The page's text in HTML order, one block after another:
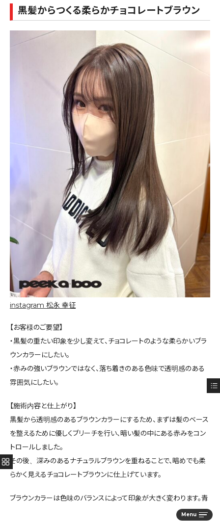
Menu
黒髪からつくる柔らかチョコレートブラウン
instagram 松永 幸征
【お客様のご要望】
・黒髪の重たい印象を少し変えて、チョコレートのような柔らかいブラ
ウンカラーにしたい。
・赤みの強いブラウンではなく、落ち着きのある色味で透明感のある
雰囲気にしたい。
【施術内容と仕上がり】
黒髪から透明感のあるブラウンカラーにするため、まずは髪のベース
を整えるために優しくブリーチを行い、暗い髪の中にある赤みをコン
トロールしました。
その後、深みのあるナチュラルブラウンを重ねることで、暗めでも柔
らかく見えるチョコレートブラウンに仕上げています。
ブラウンカラーは色味のバランスによって印象が大きく変わります。青
みや緑みを強く入れすぎるとグレージュやオリーブ系に寄ってしまう